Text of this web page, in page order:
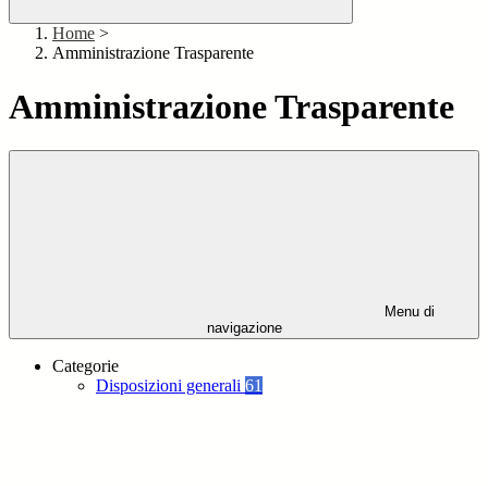
Home >
Amministrazione Trasparente
Amministrazione Trasparente
Menu di
navigazione
Categorie
Disposizioni generali 61